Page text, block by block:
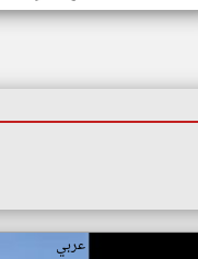
اخبار سوريا من ار تي عربي